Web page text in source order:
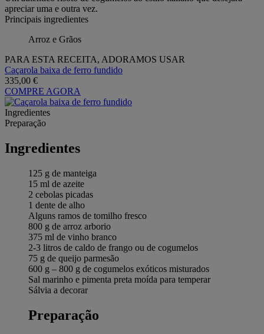
apreciar uma e outra vez.
Principais ingredientes
Arroz e Grãos
PARA ESTA RECEITA, ADORAMOS USAR
Caçarola baixa de ferro fundido
335,00 €
COMPRE AGORA
Ingredientes
Preparação
Ingredientes
125 g de manteiga
15 ml de azeite
2 cebolas picadas
1 dente de alho
Alguns ramos de tomilho fresco
800 g de arroz arborio
375 ml de vinho branco
2-3 litros de caldo de frango ou de cogumelos
75 g de queijo parmesão
600 g – 800 g de cogumelos exóticos misturados
Sal marinho e pimenta preta moída para temperar
Sálvia a decorar
Preparação